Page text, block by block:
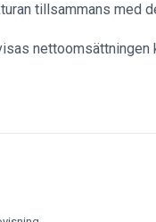
tillsammans med